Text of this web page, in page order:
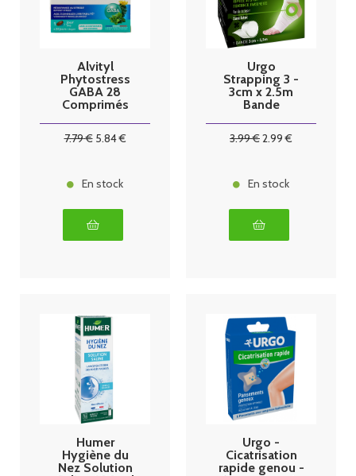
Alvityl
Phytostress
GABA 28
Comprimés
7.79€ 5.84€
En stock
Urgo
Strapping 3 -
3cm x 2.5m
Bande
3.99€2.99 €
En stock
Humer
Hygiène du
Nez Solution
Urgo -
Cicatrisation
rapide genou -